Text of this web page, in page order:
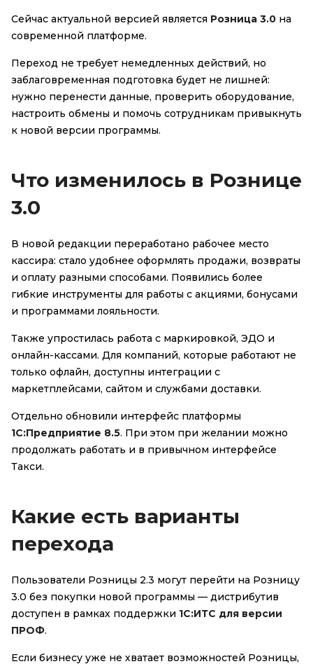
Сейчас актуальной версией является Розница 3.0 на
современной платформе.
Переход не требует немедленных действий, но
заблаговременная подготовка будет не лишней:
нужно перенести данные, проверить оборудование,
настроить обмены и помочь сотрудникам привыкнуть
к новой версии программы.
Что изменилось в Рознице
3.0
В новой редакции переработано рабочее место
кассира: стало удобнее оформлять продажи, возвраты
и оплату разными способами. Появились более
гибкие инструменты для работы с акциями, бонусами
и программами лояльности.
Также упростилась работа с маркировкой, ЭДО и
онлайн-кассами. Для компаний, которые работают не
только офлайн, доступны интеграции с
маркетплейсами, сайтом и службами доставки.
Отдельно обновили интерфейс платформы
1С:Предприятие 8.5. При этом при желании можно
продолжать работать и в привычном интерфейсе
Такси.
Какие есть варианты
перехода
Пользователи Розницы 2.3 могут перейти на Розницу
3.0 без покупки новой программы — дистрибутив
доступен в рамках поддержки 1С:ИТС для версии
ПРОФ.
Если бизнесу уже не хватает возможностей Розницы,